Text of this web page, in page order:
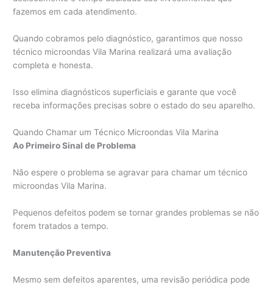
fazemos em cada atendimento.
Quando cobramos pelo diagnóstico, garantimos que nosso
técnico microondas Vila Marina realizará uma avaliação
completa e honesta.
Isso elimina diagnósticos superficiais e garante que você
receba informações precisas sobre o estado do seu aparelho.
Quando Chamar um Técnico Microondas Vila Marina
Ao Primeiro Sinal de Problema
Não espere o problema se agravar para chamar um técnico
microondas Vila Marina.
Pequenos defeitos podem se tornar grandes problemas se não
forem tratados a tempo.
Manutenção Preventiva
Mesmo sem defeitos aparentes, uma revisão periódica pode